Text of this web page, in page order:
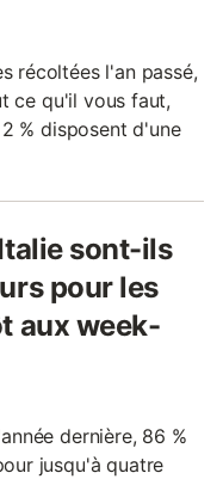
récoltées l'an passé,
ce qu'il vous faut,
% disposent d'une
sont-ils
pour les
aux week-
dernière, 86 %
jusqu'à quatre